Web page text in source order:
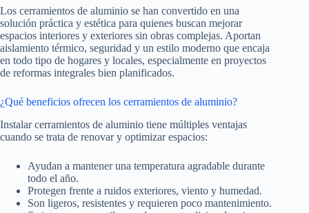
Los cerramientos de aluminio se han convertido en una
solución práctica y estética para quienes buscan mejorar
espacios interiores y exteriores sin obras complejas. Aportan
aislamiento térmico, seguridad y un estilo moderno que encaja
en todo tipo de hogares y locales, especialmente en proyectos
de reformas integrales bien planificados.
¿Qué beneficios ofrecen los cerramientos de aluminio?
Instalar cerramientos de aluminio tiene múltiples ventajas
cuando se trata de renovar y optimizar espacios:
Ayudan a mantener una temperatura agradable durante
todo el año.
Protegen frente a ruidos exteriores, viento y humedad.
Son ligeros, resistentes y requieren poco mantenimiento.